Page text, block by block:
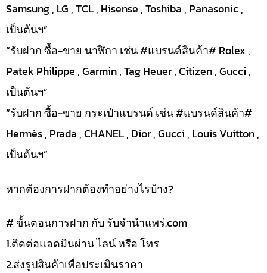
Samsung , LG , TCL , Hisense , Toshiba , Panasonic ,
เป็นต้นฯ”
“รับฝาก ซื้อ-ขาย นาฬิกา เช่น #แบรนด์สินค้า# Rolex ,
Patek Philippe , Garmin , Tag Heuer , Citizen , Gucci ,
เป็นต้นฯ”
“รับฝาก ซื้อ-ขาย กระเป๋าแบรนด์ เช่น #แบรนด์สินค้า#
Hermès , Prada , CHANEL , Dior , Gucci , Louis Vuitton ,
เป็นต้นฯ”
หากต้องการฝากต้องทำอย่างไรบ้าง?
# ขั้นตอนการฝาก กับ รับจำนำแพร่.com
1.ติดต่อแอดมินผ่าน ไลน์ หรือ โทร
2.ส่งรูปสินค้าเพื่อประเมินราคา